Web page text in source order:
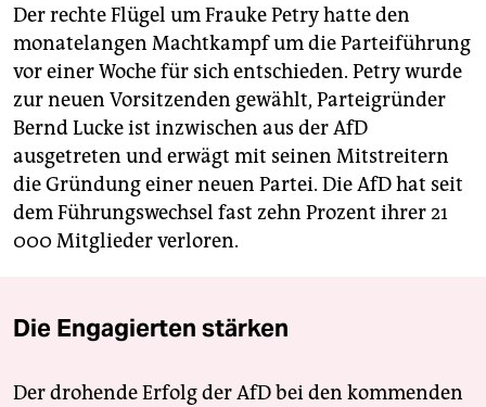
Der rechte Flügel um Frauke Petry hatte den
monatelangen Machtkampf um die Parteiführung
vor einer Woche für sich entschieden. Petry wurde
zur neuen Vorsitzenden gewählt, Parteigründer
Bernd Lucke ist inzwischen aus der AfD
ausgetreten und erwägt mit seinen Mitstreitern
die Gründung einer neuen Partei. Die AfD hat seit
dem Führungswechsel fast zehn Prozent ihrer 21
000 Mitglieder verloren.
Die Engagierten stärken
Der drohende Erfolg der AfD bei den kommenden